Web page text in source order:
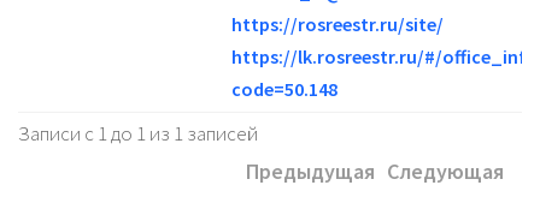
https://rosreestr.ru/site/
https://lk.rosreestr.ru/#/
code=50.148
Записи с 1 до 1 из 1 записей
Предыдущая Следующая